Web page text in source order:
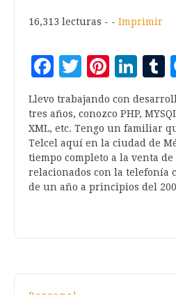
16,313 lecturas - - Imprimir
Facebook
Twitter
Llevo trabajando con
tres años, conozco PHP,
XML, etc. Tengo un familiar
Telcel aquí en la ciudad de
tiempo completo a la venta
relacionados con la telefonía
de un año a principios del